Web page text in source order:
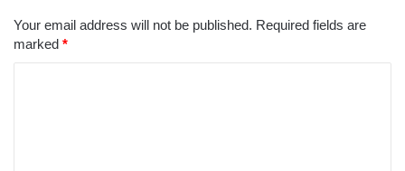
Your email address will not be published. Required fields are
marked *